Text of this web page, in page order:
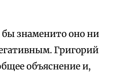
бы знаменито оно ни
Григорий
объяснение и,